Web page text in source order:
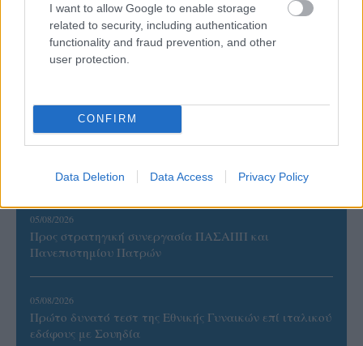
I want to allow Google to enable storage
related to security, including authentication
functionality and fraud prevention, and other
user protection.
CONFIRM
Data Deletion Data Access Privacy Policy
Πρωτάθλημα τον Δεκέμβριο – Αντιδρούν οι σύλλογοι
06/08/2026
05/08/2026
Ουρμπίνο
05/08/2026
Προς στρατηγική συνεργασία ΠΑΣΑΠΠ και
Πανεπιστημίου Πατρών
05/08/2026
Πρώτο δυνατό τεστ της Εθνικής Γυναικών επί ιταλικού
εδάφους με Σουηδία